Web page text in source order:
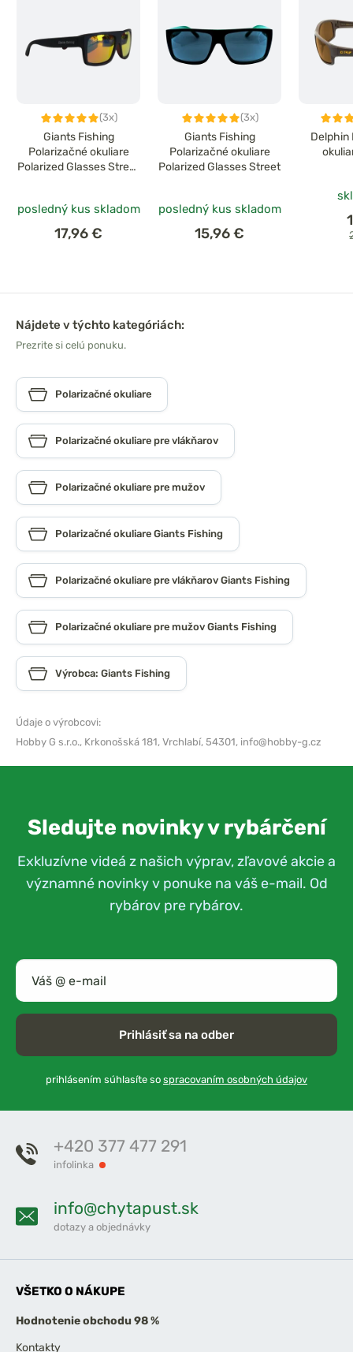
(3x)
Giants Fishing
Polarizačné okuliare
Polarized Glasses Street
posledný kus skladom
17,96 €
(3x)
Giants Fishing
Polarizačné okuliare
Polarized Glasses Street
posledný kus skladom
15,96 €
Delphin
Nájdete v týchto kategóriách:
Prezrite si celú ponuku.
Polarizačné okuliare
Polarizačné okuliare pre vlákňarov
Polarizačné okuliare pre mužov
Polarizačné okuliare Giants Fishing
Polarizačné okuliare pre vlákňarov Giants Fishing
Polarizačné okuliare pre mužov Giants Fishing
Výrobca: Giants Fishing
Údaje o výrobcovi:
Hobby G s.r.o., Krkonošská 181, Vrchlabí, 54301, info@hobby-g.cz
Sledujte novinky v rybárčení
Exkluzívne videá z našich výprav, zľavové akcie a
významné novinky v ponuke na váš e-mail. Od
rybárov pre rybárov.
Prihlásiť sa na odber
prihlásením súhlasíte so spracovaním osobných údajov
+420 377 477 291
infolinka
info@chytapust.sk
dotazy a objednávky
VŠETKO O NÁKUPE
Hodnotenie obchodu 98 %
Kontakty